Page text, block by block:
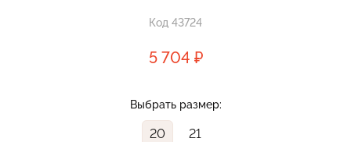
Код 43724
5 704 ₽
Выбрать размер:
20 21